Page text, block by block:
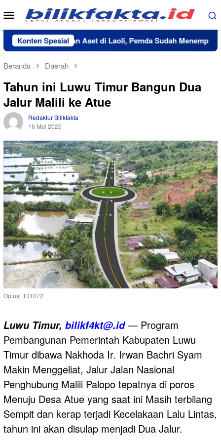
Loncat
ke
konten
Menu
Mobile
Konten Spesial
Penertiban Aset di Laoli, Pemda Sudah Menempuh
Beranda Daerah
Tahun ini Luwu Timur Bangun Dua
Jalur Malili ke Atue
Redaktur Bilikfakta
16 Mei 2025
Oplus_131072
Luwu Timur, bilikf4kt@.id— Program
Pembangunan Pemerintah Kabupaten Luwu
Timur dibawa Nakhoda Ir. Irwan Bachri Syam
Makin Menggeliat, Jalur Jalan Nasional
Penghubung Malili Palopo tepatnya di poros
Menuju Desa Atue yang saat ini Masih terbilang
Sempit dan kerap terjadi Kecelakaan Lalu Lintas,
tahun ini akan disulap menjadi Dua Jalur.